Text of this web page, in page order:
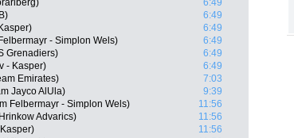
6:49
6:49
6:49
- Simplon Wels)
6:49
Grenadiers)
6:49
- Kasper)
6:49
Emirates)
7:03
Jayco AlUla)
9:39
Felbermayr - Simplon Wels)
11:56
Advarics)
11:56
11:56